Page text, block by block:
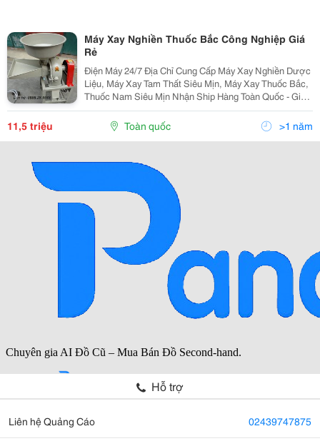
Máy Xay Nghiền Thuốc Bắc Công Nghiệp Giá
Rẻ
Điện Máy 24/7 Địa Chỉ Cung Cấp Máy Xay Nghiền Dược
Liệu, Máy Xay Tam Thất Siêu Mịn, Máy Xay Thuốc Bắc,
Thuốc Nam Siêu Mịn Nhận Ship Hàng Toàn Quốc - Giao
Hàng Thu Tiền Tại Nhà. Hotline Bán Hàng:
11,5 triệu Toàn quốc >1 năm
Hỗ trợ
Liên hệ Quảng Cáo 02439747875